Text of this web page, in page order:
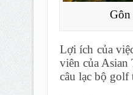
Gôn
Lợi ích của
viên của Asian
câu lạc bộ